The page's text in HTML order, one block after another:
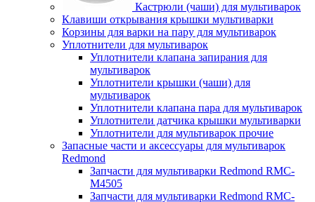
Кастрюли (чаши) для мультиварок
Клавиши открывания крышки мультиварки
Корзины для варки на пару для мультиварок
Уплотнители для мультиварок
Уплотнители клапана запирания для
мультиварок
Уплотнители крышки (чаши) для
мультиварок
Уплотнители клапана пара для мультиварок
Уплотнители датчика крышки мультиварки
Уплотнители для мультиварок прочие
Запасные части и аксессуары для мультиварок
Redmond
Запчасти для мультиварки Redmond RMC-
M4505
Запчасти для мультиварки Redmond RMC-